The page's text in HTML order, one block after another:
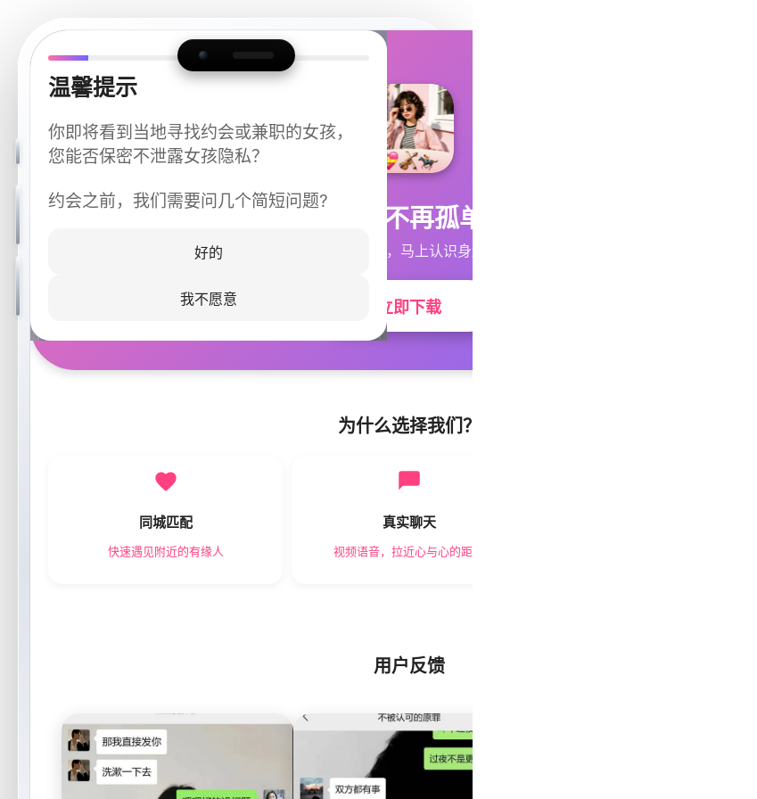
温馨提示
你即将看到当地寻找约会或兼职的女孩，
您能否保密不泄露女孩隐私？
约会之前，我们需要问几个简短问题?
好的
我不愿意
今晚不再孤单
同城快速匹配，马上认识身边的TA
立即下载
为什么选择我们？
同城匹配
快速遇见附近的有缘人
真实聊天
视频语音，拉近心与心的距离
用户反馈